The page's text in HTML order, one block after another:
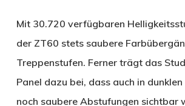
Mit 30.720 verfügbaren
der ZT60 stets saubere
Treppenstufen. Ferner trägt das
Panel dazu bei, dass auch in
noch saubere Abstufungen sichtbar